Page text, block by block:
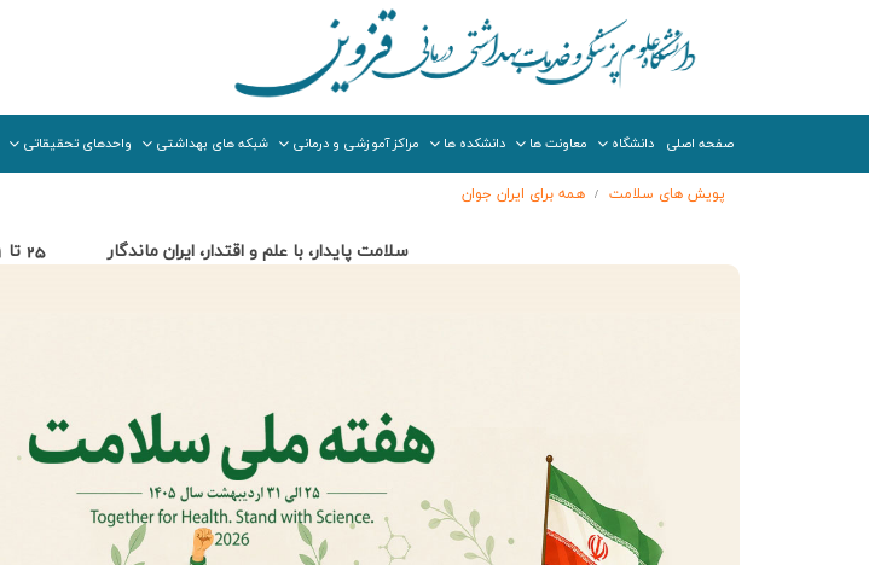
صفحه اصلی دانشگاه معاونت ها دانشکده ها مراکز آموزشی و درمانی شبکه های بهداشتی واحدهای تحقیقاتی
پویش های سلامت / همه برای ایران جوان
سلامت پایدار، با علم و اقتدار، ایران ماندگار 25 تا 31 اردیبهشت هفته ملی سلامت گرامی باد